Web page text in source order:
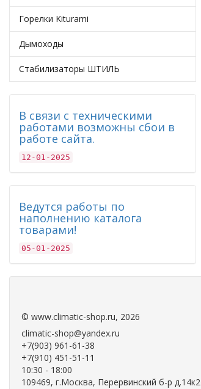
Горелки Kiturami
Дымоходы
Стабилизаторы ШТИЛЬ
В связи с техническими
работами возможны сбои в
работе сайта.
12-01-2025
Ведутся работы по
наполнению каталога
товарами!
05-01-2025
© www.climatic-shop.ru, 2026
climatic-shop@yandex.ru
+7(903) 961-61-38
+7(910) 451-51-11
10:30 - 18:00
109469, г.Москва, Перервинский б-р д.14к2